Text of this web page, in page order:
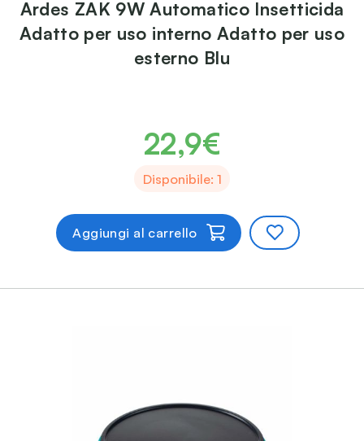
Ardes ZAK 9W Automatico Insetticida
Adatto per uso interno Adatto per uso
esterno Blu
22,9€
Disponibile: 1
Aggiungi al carrello